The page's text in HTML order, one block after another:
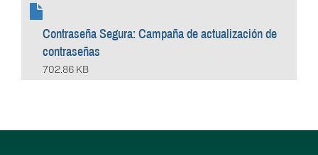
Contraseña Segura: Campaña de actualización de
contraseñas
702.86 KB